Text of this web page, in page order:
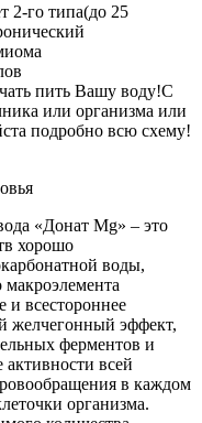
2-го типа(до 25
пить Вашу воду!С
или организма или
подробно всю схему!
«Донат Mg» – это
хорошо
воды,
и всестороннее
желчегонный эффект,
ферментов и
всей
в каждом
организма.